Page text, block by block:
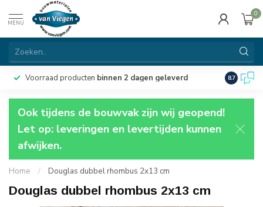
MENU
0
Voorraad producten binnen 2 dagen geleverd 8.7
Ook tijdens de bouwvak zijn wij geopend!
Let op: leveringen en levertijden kunnen
afwijken.
Home / Douglas dubbel rhombus 2x13 cm
Douglas dubbel rhombus 2x13 cm